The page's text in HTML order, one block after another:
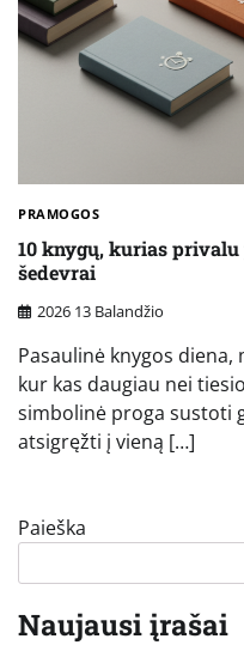
PRAMOGOS
10 knygų, kurias
šedevrai
2026 13 Balandžio
Pasaulinė knygos
kur kas daugiau nei
simbolinė proga sustoti
atsigręžti į vieną […]
Paieška
Naujausi įrašai